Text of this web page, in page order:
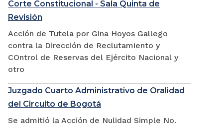
Corte Constitucional - Sala Quinta de
Revisión
Acción de Tutela por Gina Hoyos Gallego
contra la Dirección de Reclutamiento y
COntrol de Reservas del Ejército Nacional y
otro
Juzgado Cuarto Administrativo de Oralidad
del Circuito de Bogotá
Se admitió la Acción de Nulidad Simple No.